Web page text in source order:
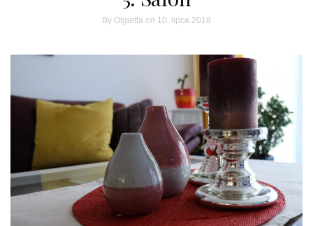
By Olgietta on 10. lipca 2018